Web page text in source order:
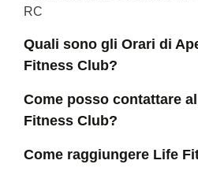
RC
Quali sono gli Orari di
Fitness Club?
Come posso contattare
Fitness Club?
Come raggiungere Life